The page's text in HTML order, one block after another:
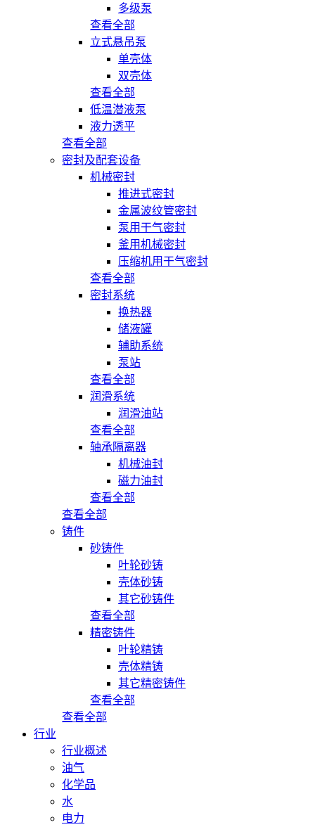
多级泵
查看全部
立式悬吊泵
单壳体
双壳体
查看全部
低温潜液泵
液力透平
查看全部
密封及配套设备
机械密封
推进式密封
金属波纹管密封
泵用干气密封
釜用机械密封
压缩机用干气密封
查看全部
密封系统
换热器
储液罐
辅助系统
泵站
查看全部
润滑系统
润滑油站
查看全部
轴承隔离器
机械油封
磁力油封
查看全部
查看全部
铸件
砂铸件
叶轮砂铸
壳体砂铸
其它砂铸件
查看全部
精密铸件
叶轮精铸
壳体精铸
其它精密铸件
查看全部
查看全部
行业
行业概述
油气
化学品
水
电力